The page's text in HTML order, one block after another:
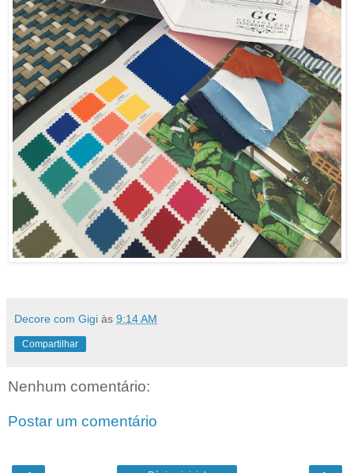
Decore com Gigi às 9:14 AM
Compartilhar
Nenhum comentário:
Postar um comentário